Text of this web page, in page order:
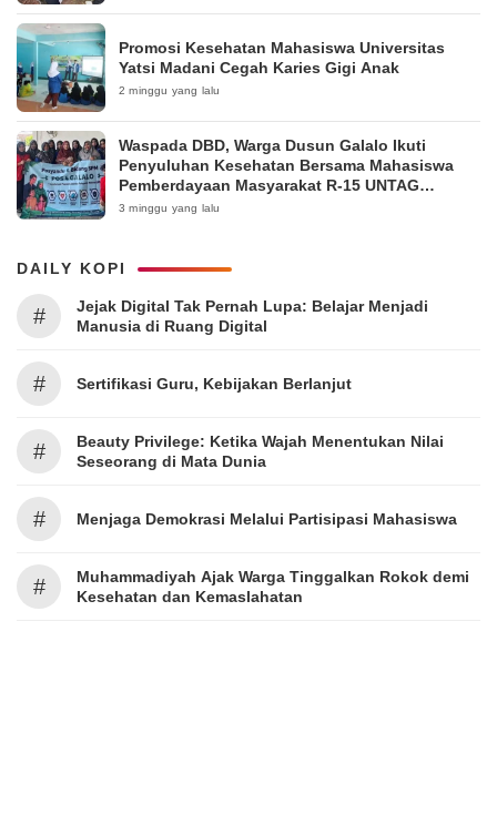
Promosi Kesehatan Mahasiswa Universitas
Yatsi Madani Cegah Karies Gigi Anak
2 minggu yang lalu
Waspada DBD, Warga Dusun Galalo Ikuti
Penyuluhan Kesehatan Bersama Mahasiswa
Pemberdayaan Masyarakat R-15 UNTAG
Surabaya 2026
3 minggu yang lalu
DAILY KOPI
#
Jejak Digital Tak Pernah Lupa: Belajar Menjadi
Manusia di Ruang Digital
# Sertifikasi Guru, Kebijakan Berlanjut
#
Beauty Privilege: Ketika Wajah Menentukan Nilai
Seseorang di Mata Dunia
# Menjaga Demokrasi Melalui Partisipasi Mahasiswa
#
Muhammadiyah Ajak Warga Tinggalkan Rokok demi
Kesehatan dan Kemaslahatan